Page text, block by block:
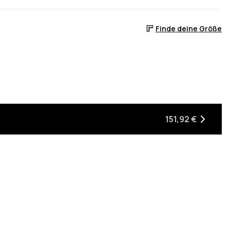
Finde deine Größe
auf Lager ist
sie wieder auf Lager ist
151,92 €